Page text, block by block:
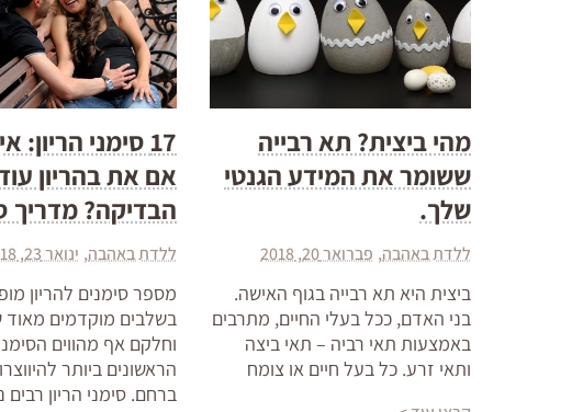
מהי ביצית? תא רבייה
ששומר את המידע הגנטי
שלך.
ללדת באהבה פברואר 20, 2018
ביצית היא תא רבייה בגוף האישה.
בני האדם, ככל בעלי החיים, מתרבים
באמצעות תאי רביה – תאי ביצה
ותאי זרע. כל בעל חיים או צומח
17 סימני הריון:
אם את בהריון
הבדיקה? מדריך
ללדת באהבה ינואר 23, 2018
מספר סימנים להריון
בשלבים מוקדמים מאוד
וחלקם אף מהווים
הראשונים ביותר
ברחם. סימני הריון רבים